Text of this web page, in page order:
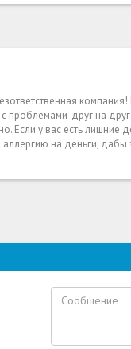
с проблемами-друг на
Если у вас есть
аллергию на деньги,